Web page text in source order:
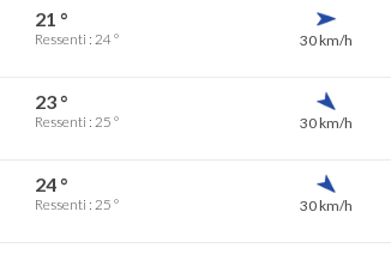
21 °
Ressenti : 24 ° 30 km/h
23 °
Ressenti : 25 ° 30 km/h
24 °
Ressenti : 25 ° 30 km/h